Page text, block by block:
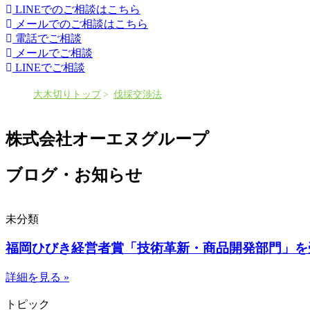
LINEでのご相談はこちら
メールでのご相談はこちら
電話でご相談
メールでご相談
LINEでご相談
大木切りトップ 伐採交渉法
株式会社オーエヌグループ
ブログ・お知らせ
未分類
福岡ひびき経営者賞「技術革新・商品開発部門」
詳細を見る »
トピック